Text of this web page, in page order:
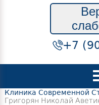
+7
Клиника Современной
Григорян Николай